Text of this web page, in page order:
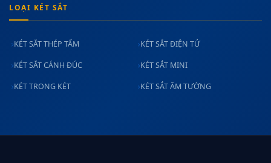
LOẠI KÉT SẮT
KÉT SẮT THÉP TẤM KÉT SẮT ĐIỆN TỬ
KÉT SẮT CÁNH ĐÚC KÉT SẮT MINI
KÉT TRONG KÉT KÉT SẮT ÂM TƯỜNG